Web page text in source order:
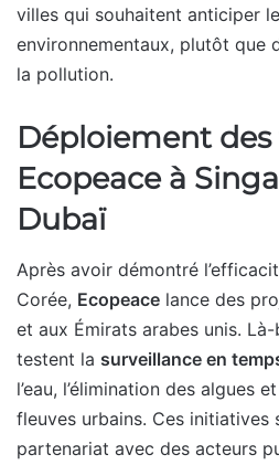
villes qui souhaitent anticiper
environnementaux, plutôt que
la pollution.
Déploiement
Ecopeace à
Dubaï
Après avoir démontré
Corée, Ecopeace lance des
et aux Émirats arabes unis.
testent la surveillance en
l’eau, l’élimination des algues
fleuves urbains. Ces initiatives
partenariat avec des acteurs